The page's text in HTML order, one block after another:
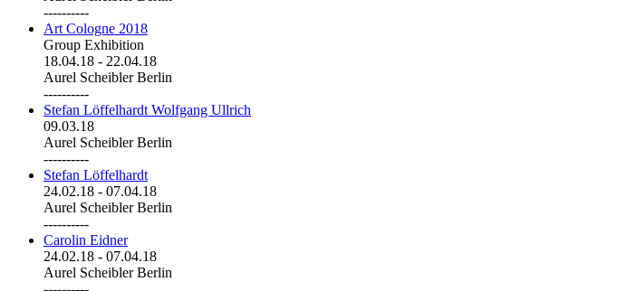
----------
Art Cologne 2018
Group Exhibition
18.04.18 - 22.04.18
Aurel Scheibler Berlin
----------
Stefan Löffelhardt Wolfgang Ullrich
09.03.18
Aurel Scheibler Berlin
----------
Stefan Löffelhardt
24.02.18 - 07.04.18
Aurel Scheibler Berlin
----------
Carolin Eidner
24.02.18 - 07.04.18
Aurel Scheibler Berlin